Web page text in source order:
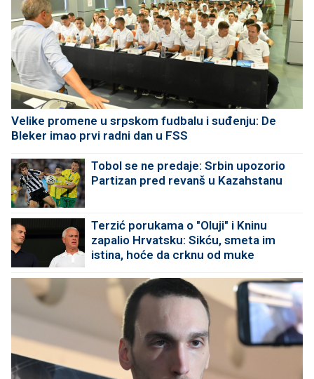
Velike promene u srpskom fudbalu i suđenju: De
Bleker imao prvi radni dan u FSS
Tobol se ne predaje: Srbin upozorio
Partizan pred revanš u Kazahstanu
Terzić porukama o "Oluji" i Kninu
zapalio Hrvatsku: Sikću, smeta im
istina, hoće da crknu od muke